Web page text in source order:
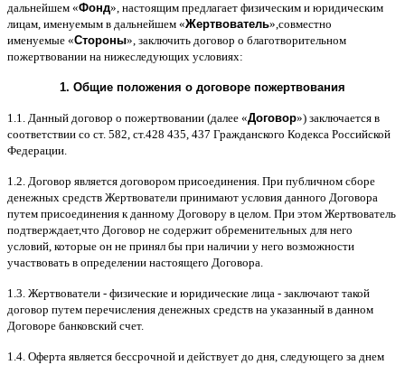
дальнейшем «Фонд», настоящим предлагает физическим и юридическим
лицам, именуемым в дальнейшем «Жертвователь»,совместно
именуемые «Стороны», заключить договор o благотворительном
пожертвовании на нижеследующих условиях:
1. Общие положения o договоре пожертвования
1.1. Данный договор о пожертвовании (далее «Договор») заключается в
соответствии со ст. 582, ст.428 435, 437 Гражданского Кодекса Российской
Федерации.
1.2. Договор является договором присоединения. При публичном сборе
денежных средств Жертвователи принимают условия данного Договора
путем присоединения к данному Договору в целом. При этом Жертвователь
подтверждает,что Договор не содержит обременительных для него
условий, которые он не принял бы при наличии у него возможности
участвовать в определении настоящего Договора.
1.3. Жертвователи - физические и юридические лица - заключают такой
договор путем перечисления денежных средств на указанный в данном
Договоре банковский счет.
1.4. Оферта является бессрочной и действует до дня, следующего за днем